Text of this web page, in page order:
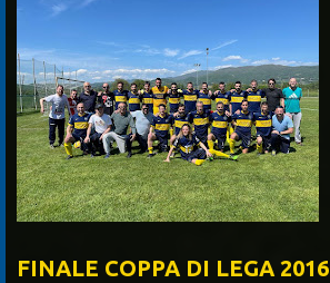
FINALE COPPA DI LEGA 2016